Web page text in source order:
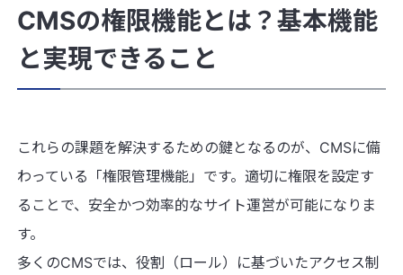
CMSの権限機能とは？基本機能
と実現できること
これらの課題を解決するための鍵となるのが、CMSに備
わっている「権限管理機能」です。適切に権限を設定す
ることで、安全かつ効率的なサイト運営が可能になりま
す。
多くのCMSでは、役割（ロール）に基づいたアクセス制